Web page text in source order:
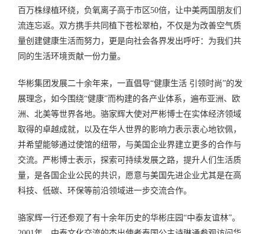
百万株绿植环绕，负氧离子高于市区50倍，让中美两国朋友们
流连忘返。双方携手共同植下苍松翠柏，不仅是为改善空气质
量创建健康生活而努力，更是向社会各界发出呼吁：为我们共
同的生活环境贡献一份力量。
华彬集团发展二十余年来，一直倡导“健康生活 引领时尚”的发
展理念，如今围绕“健康”而构建的各产业体系，遍布亚洲、欧
洲、北美等世界各地。骆家辉大使对严彬博士在实体经济领域
取得的卓越成就，以及在华人世界的影响力表示衷心地钦佩，
并希望能够通过使馆的纽带，与美国企业界建立更多的合作与
交流。严彬博士表示，探索可持续发展之路，提升人们生活质
量，是各国企业公民的共识，愿意与美国先进企业尤其是在高
科技、低碳、环保等前沿领域进一步交流合作。
骆家辉一行还参观了有十余年历史的华彬庄园“中泰友谊林”。